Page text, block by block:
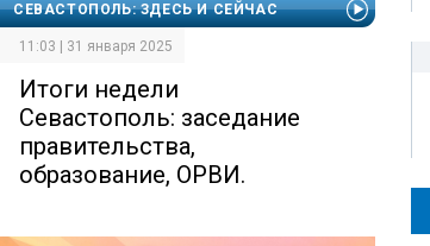
СЕВАСТОПОЛЬ: ЗДЕСЬ И СЕЙЧАС
11:03 | 31 января 2025
Итоги недели
Севастополь: заседание
правительства,
образование, ОРВИ.